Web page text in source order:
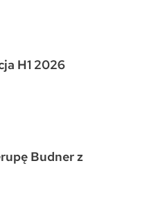
H1 2026
Budner z